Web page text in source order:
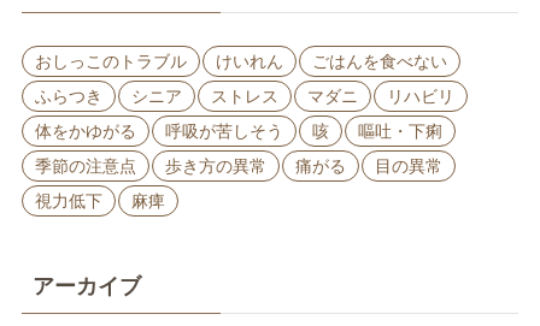
おしっこのトラブル けいれん
ごはんを食べない
ふらつき
シニア ストレス マダニ
リハビリ
体をかゆがる
呼吸が苦しそう 咳
嘔吐・下痢
季節の注意点
歩き方の異常 痛がる
目の異常
視力低下
麻痺
アーカイブ